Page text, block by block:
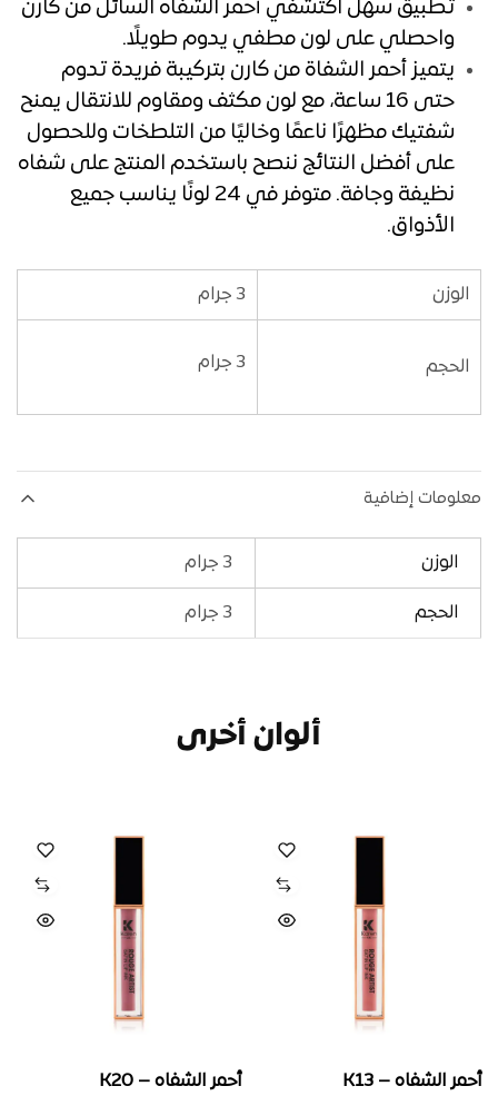
تطبيق سهل اكتشفي أحمر الشفاه السائل من كارن
واحصلي على لون مطفي يدوم طويلًا.
يتميز أحمر الشفاة من كارن بتركيبة فريدة تدوم
حتى 16 ساعة، مع لون مكثف ومقاوم للانتقال يمنح
شفتيك مظهرًا ناعمًا وخاليًا من التلطخات وللحصول
على أفضل النتائج ننصح باستخدم المنتج على شفاه
نظيفة وجافة. متوفر في 24 لونًا يناسب جميع
الأذواق.
الوزن 3 جرام
الحجم 3 جرام
معلومات إضافية
الوزن 3 جرام
الحجم 3 جرام
ألوان أخرى
أحمر الشفاه – K13 أحمر الشفاه – K20